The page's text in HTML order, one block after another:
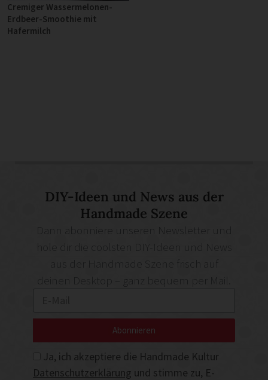
Cremiger Wassermelonen-
Erdbeer-Smoothie mit
Hafermilch
DIY-Ideen und News aus der
Handmade Szene
deinen Desktop – ganz bequem per Mail.
Ja, ich akzeptiere die Handmade Kultur
Datenschutzerklärung und stimme zu, E-
Abonnieren